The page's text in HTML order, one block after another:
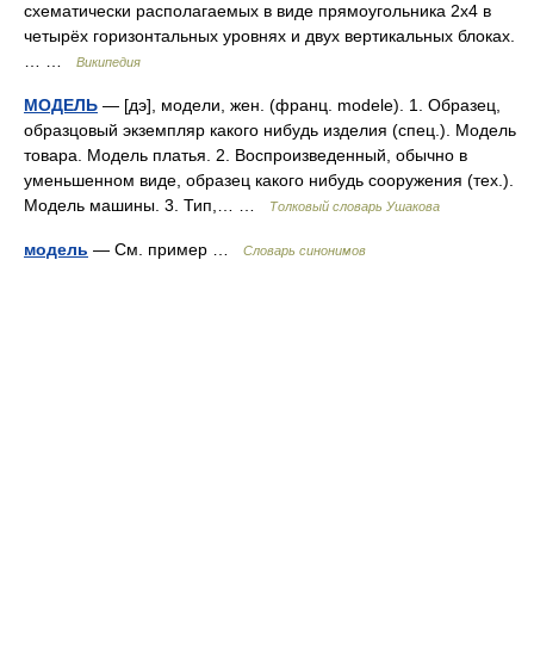
схематически располагаемых в виде прямоугольника 2х4 в
четырёх горизонтальных уровнях и двух вертикальных блоках.
Википедия
МОДЕЛЬ — [дэ], модели, жен. (франц. modele). 1. Образец,
образцовый экземпляр какого нибудь изделия (спец.). Модель
товара. Модель платья. 2. Воспроизведенный, обычно в
уменьшенном виде, образец какого нибудь сооружения (тех.).
Модель машины. 3. Тип,… …
Толковый словарь Ушакова
модель — См. пример … Словарь синонимов